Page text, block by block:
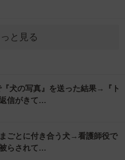
っと見る
犬の写真』を送った結果→『ト
信がきて…
ごとに付き合う犬→看護師役で
被らされて…